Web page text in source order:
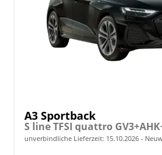
A3 Sportback
unverbindliche Lieferzeit: 15.10.2026